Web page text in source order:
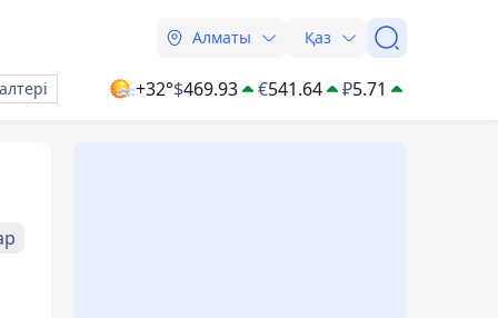
Алматы Қаз
+32°$469.93 €541.64 ₽5.71